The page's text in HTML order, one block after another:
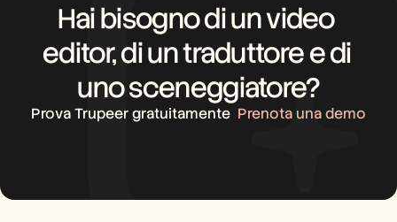
Hai bisogno di un video
editor, di un traduttore e di
uno sceneggiatore?
Prova Trupeer gratuitamente Prenota una demo